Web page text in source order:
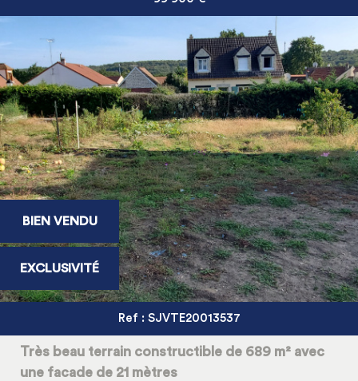
BIEN VENDU
EXCLUSIVITÉ
Ref : SJVTE20013537
Très beau terrain constructible de 689 m² avec
une facade de 21 mètres